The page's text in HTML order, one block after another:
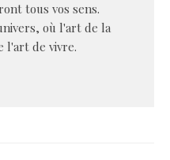
tous vos sens.
où l'art de la
l'art de vivre.